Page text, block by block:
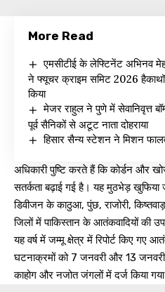
More Read
एमसीटीई के लेफ्टिनेंट अभिनव
ने फ्यूचर क्राइम समिट 2026
किया
मेजर राहुल ने पुणे में सेवानिवृत्त
पूर्व सैनिकों से अटूट नाता दोहराया
हिसार सैन्य स्टेशन ने मिशन
अधिकारी पुष्टि करते हैं कि कोर्डन और
सतर्कता बढ़ाई गई है। यह मुठभेड़ खुफिया
डिवीजन के काठुआ, पुंछ, राजोरी,
जिलों में पाकिस्तान के आतंकवादियों की
यह वर्ष में जम्मू क्षेत्र में रिपोर्ट किए गए
घटनाक्रमों को 7 जनवरी और 13
काहोग और नजोत जंगलों में दर्ज किया